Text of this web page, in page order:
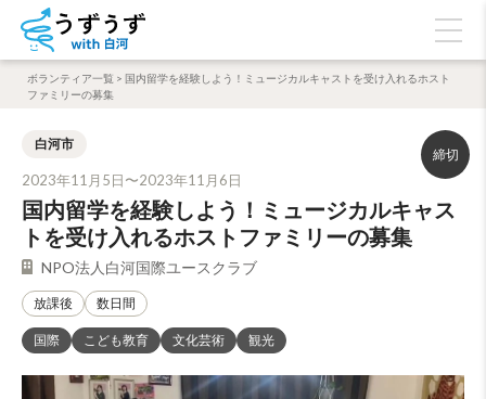
ボランティア一覧 > 国内留学を経験しよう！ミュージカルキャストを受け入れるホスト
ファミリーの募集
白河市
2023年11月5日〜2023年11月6日
国内留学を経験しよう！ミュージカルキャス
トを受け入れるホストファミリーの募集
NPO法人白河国際ユースクラブ
放課後 数日間
国際 こども教育 文化芸術 観光